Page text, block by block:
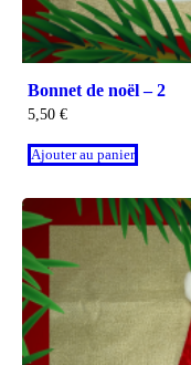
Bonnet de noël – 2
5,50 €
Ajouter au panier